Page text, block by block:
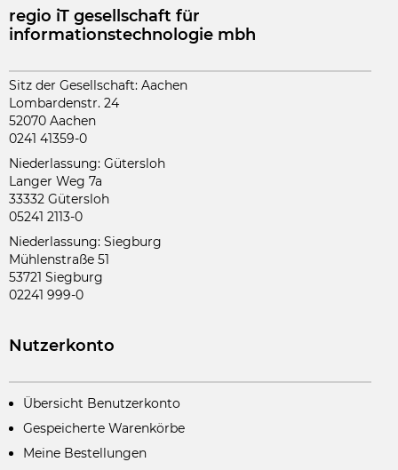
regio iT gesellschaft für
informationstechnologie mbh
Sitz der Gesellschaft: Aachen
Lombardenstr. 24
52070 Aachen
0241 41359-0
Niederlassung: Gütersloh
Langer Weg 7a
33332 Gütersloh
05241 2113-0
Niederlassung: Siegburg
Mühlenstraße 51
53721 Siegburg
02241 999-0
Nutzerkonto
Übersicht Benutzerkonto
Gespeicherte Warenkörbe
Meine Bestellungen